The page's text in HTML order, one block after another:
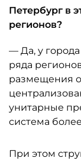
Петербург в
регионов?
— Да, у
ряда
размещения
унитарные
система
При этом